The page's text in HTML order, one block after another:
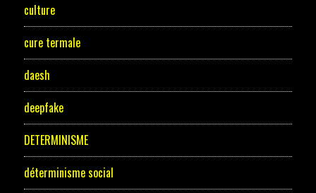
culture
cure termale
daesh
deepfake
DETERMINISME
déterminisme social